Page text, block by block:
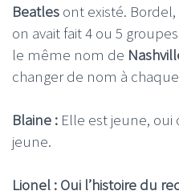
Beatles ont existé. Bordel,
on avait fait 4 ou 5
le même nom de
changer de nom à
Blaine : Elle est jeune,
jeune.
Lionel : Oui l’histoire du